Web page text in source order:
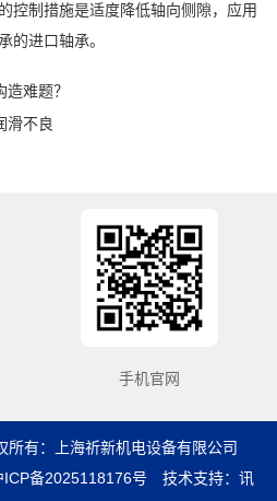
控制措施是适度降低轴向侧隙，应用
的进口轴承。
难题？
滑不良
手机官网
所有：上海祈新机电设备有限公司
ICP备2025118176号 技术支持： 讯